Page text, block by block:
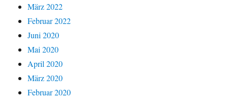
März 2022
Februar 2022
Juni 2020
Mai 2020
April 2020
März 2020
Februar 2020